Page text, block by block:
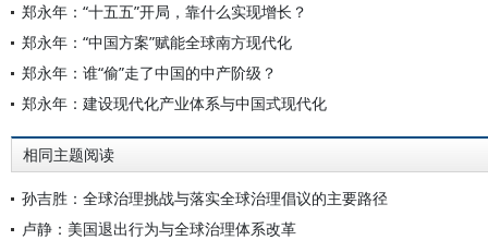
郑永年：“十五五”开局，靠什么实现增长？
郑永年：“中国方案”赋能全球南方现代化
郑永年：谁“偷”走了中国的中产阶级？
郑永年：建设现代化产业体系与中国式现代化
相同主题阅读
孙吉胜：全球治理挑战与落实全球治理倡议的主要路径
卢静：美国退出行为与全球治理体系改革